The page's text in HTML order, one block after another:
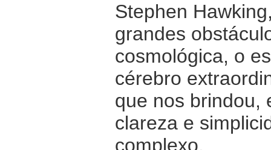
Stephen
grandes
cosmológica, o
cérebro
que nos brindou,
clareza e
complexo.